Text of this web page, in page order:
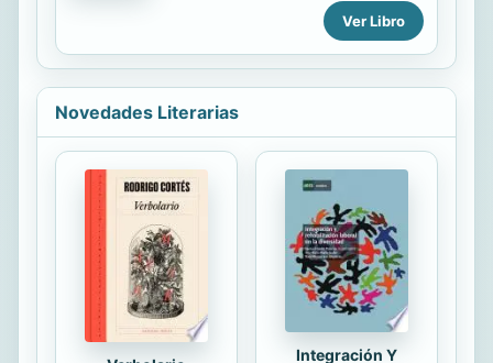
cerca como lejos de ella. Los
sistemas de la nave minera son
viejos y empiezan a fallar, y la familia
se está volviendo demasiado grande
de ellos se encontraba Francisco
Pizarro y nadie habría dicho que
dispusiesen de alguna oportunidad:
estaba dominado por los implacables
Andes y defendido por decenas de
miles de soldados pertenecientes al
Imperio Inca. Pero, contra todo
pronóstico, lo lograron. Esta novela
narra cómo lo hicieron. Y cómo, tras
conseguirlo, decidieron matarse
entre ellos.
Ver Libro
Novedades Literarias